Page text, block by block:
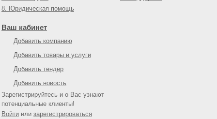
8. Юридическая помощь
Ваш кабинет
Добавить компанию
Добавить товары и услуги
Добавить тендер
Добавить новость
Зарегистрируйтесь и о Вас узнают
потенциальные клиенты!
Войти или зарегистрироваться